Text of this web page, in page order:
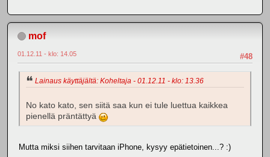
mof
#48
01.12.11 - klo: 14.05
Lainaus käyttäjältä: Koheltaja - 01.12.11 - klo: 13.36
No kato kato, sen siitä saa kun ei tule luettua kaikkea
pienellä präntättyä
Mutta miksi siihen tarvitaan iPhone, kysyy epätietoinen...? :)